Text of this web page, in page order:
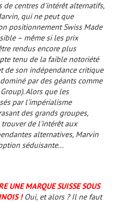
de centres d'intérêt alternatifs,
qui ne peut que
positionnementSwiss Made
– même si les prix
rendus encore plus
tenu de la faible notoriété
de son indépendance critique
par des géants comme
Alors que les
par l'impérialisme
des grands groupes,
de l'intérêt aux
alternatives, Marvin
séduisante...
UNE MARQUE SUISSE SOUS
!Oui, et alors ? Il ne faut